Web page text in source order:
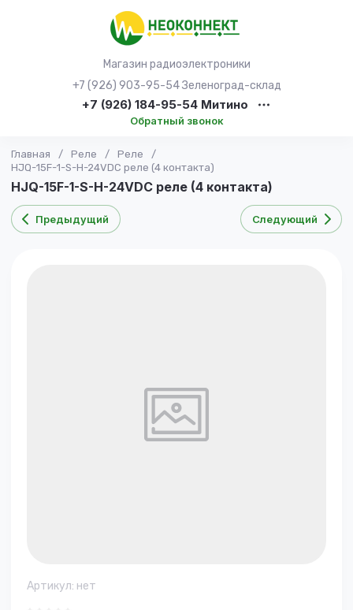
Магазин радиоэлектроники
+7 (926) 903-95-54 Зеленоград-склад
+7 (926) 184-95-54 Митино
Обратный звонок
Главная / Реле / Реле
/
HJQ-15F-1-S-H-24VDC реле (4 контакта)
HJQ-15F-1-S-H-24VDC реле (4 контакта)
Предыдущий Следующий
Артикул: нет